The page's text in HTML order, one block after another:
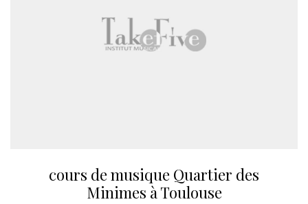
cours de musique Quartier des
Minimes à Toulouse